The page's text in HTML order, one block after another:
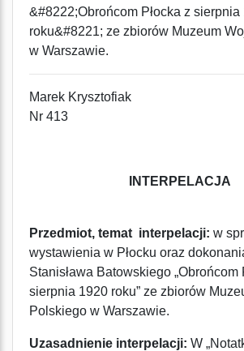
&#8222;Obrońcom Płocka z sierpnia
roku&#8221; ze zbiorów Muzeum
w Warszawie.
Marek Krysztofiak
Nr 413
INTERPELACJA
Przedmiot, temat interpelacji: w
wystawienia w Płocku oraz
Stanisława Batowskiego „Obrońcom
sierpnia 1920 roku” ze zbiorów
Polskiego w Warszawie.
Uzasadnienie interpelacji: W